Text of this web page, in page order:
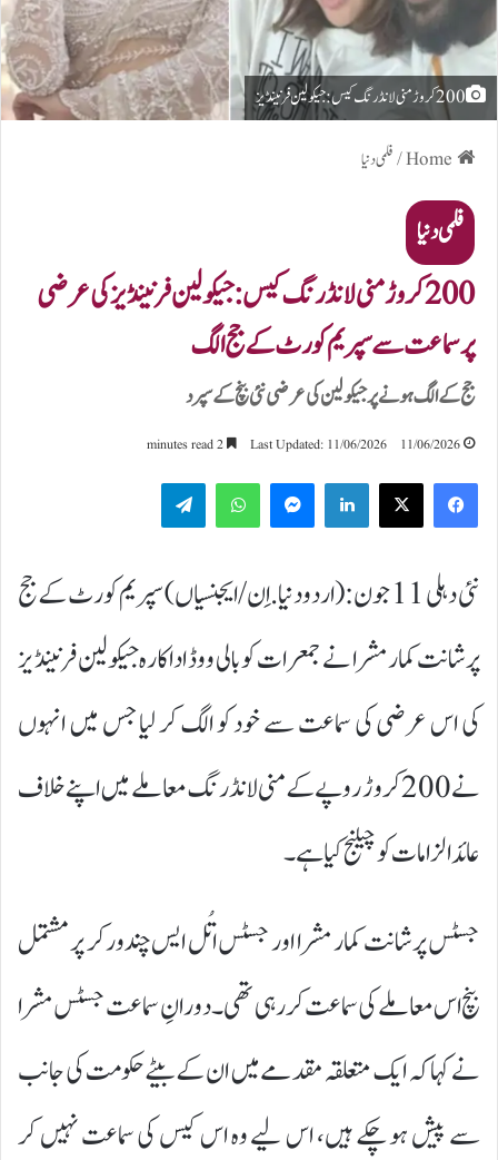
/فلمی دنیا
فلمی دنیا
200 کروڑ منی لانڈرنگ کیس:جیکولین فرنینڈیز کی عرضی
پر سماعت سے سپریم کورٹ کے جج الگ
جج کے الگ ہونے پر جیکولین کی عرضی نئی بنچ کے سپرد
11/06/2026
Last Updated: 11/06/2026
LinkedIn
WhatsApp
نئی دہلی 11 جون:(اردودنیا.اِن/ایجنسیاں) سپریم کورٹ کے جج
پرشانت کمار مشرا نے جمعرات کو بالی ووڈ اداکارہ جیکولین فرنینڈیز
کی اس عرضی کی سماعت سے خود کو الگ کر لیا جس میں انہوں
نے 200 کروڑ روپے کے منی لانڈرنگ معاملے میں اپنے خلاف
عائد الزامات کو چیلنج کیا ہے۔
جسٹس پرشانت کمار مشرا اور جسٹس اتُل ایس چندورکر پر مشتمل
بنچ اس معاملے کی سماعت کر رہی تھی۔ دورانِ سماعت جسٹس مشرا
نے کہا کہ ایک متعلقہ مقدمے میں ان کے بیٹے حکومت کی جانب
سے پیش ہو چکے ہیں، اس لیے وہ اس کیس کی سماعت نہیں کر